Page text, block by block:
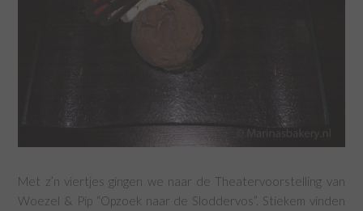
Met z’n viertjes gingen we naar de Theatervoorstelling van
Woezel & Pip “Opzoek naar de Sloddervos”. Stiekem vinden